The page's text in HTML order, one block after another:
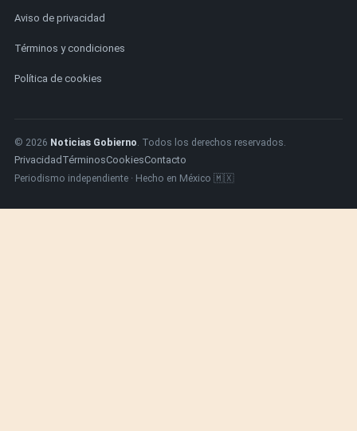
Aviso de privacidad
Términos y condiciones
Política de cookies
© 2026 Noticias Gobierno . Todos los derechos reservados.
PrivacidadTérminosCookiesContacto
Periodismo independiente · Hecho en México 🇲🇽